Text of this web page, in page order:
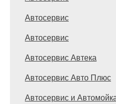
Автосервис
Автосервис
Автосервис Автека
Автосервис Авто Плюс
Автосервис и